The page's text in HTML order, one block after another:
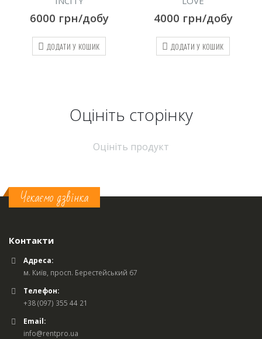
4000грн/добу
ДОДАТИ У КОШИК
3000грн/добу
ДОДАТИ У КОШИК
Оцініть cторінку
Оцініть продукт
Чекаємо дзвінка
Контакти
Адреса:
м. Київ, просп. Берестейський 67
Телефон:
+38 (097) 355 44 21
Email:
info@rentpro.ua